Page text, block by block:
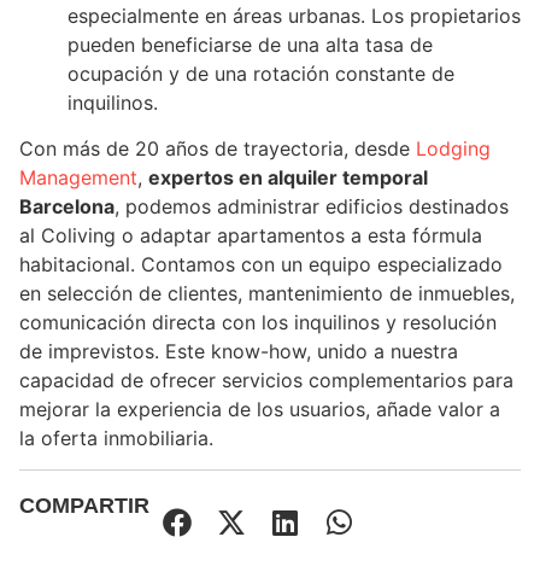
especialmente en áreas urbanas. Los propietarios
pueden beneficiarse de una alta tasa de
ocupación y de una rotación constante de
inquilinos.
Con más de 20 años de trayectoria, desde Lodging
Management, expertos en alquiler temporal
Barcelona, podemos administrar edificios destinados
al Coliving o adaptar apartamentos a esta fórmula
habitacional. Contamos con un equipo especializado
en selección de clientes, mantenimiento de inmuebles,
comunicación directa con los inquilinos y resolución
de imprevistos. Este know-how, unido a nuestra
capacidad de ofrecer servicios complementarios para
mejorar la experiencia de los usuarios, añade valor a
la oferta inmobiliaria.
COMPARTIR